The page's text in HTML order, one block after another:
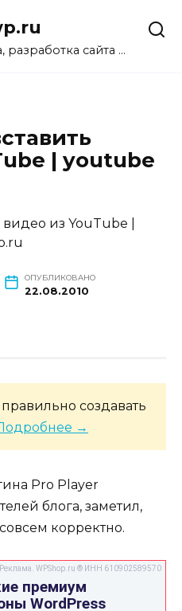
сайта …
| youtube
ОПУБЛИКОВАНО
22.08.2010
создавать
→
Pro Player
блога, заметил,
корректно.